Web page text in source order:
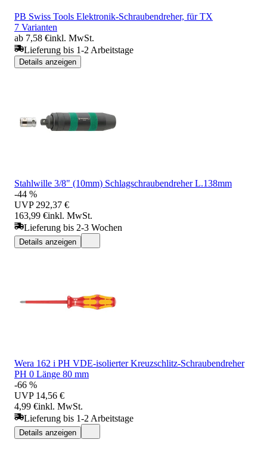
PB Swiss Tools Elektronik-Schraubendreher, für TX
7 Varianten
ab 7,58 €inkl. MwSt.
Lieferung bis 1-2 Arbeitstage
Details anzeigen
Stahlwille 3/8" (10mm) Schlagschraubendreher L.138mm
-44 %
UVP 292,37 €
163,99 €inkl. MwSt.
Lieferung bis 2-3 Wochen
Details anzeigen
Wera 162 i PH VDE-isolierter Kreuzschlitz-Schraubendreher
PH 0 Länge 80 mm
-66 %
UVP 14,56 €
4,99 €inkl. MwSt.
Lieferung bis 1-2 Arbeitstage
Details anzeigen